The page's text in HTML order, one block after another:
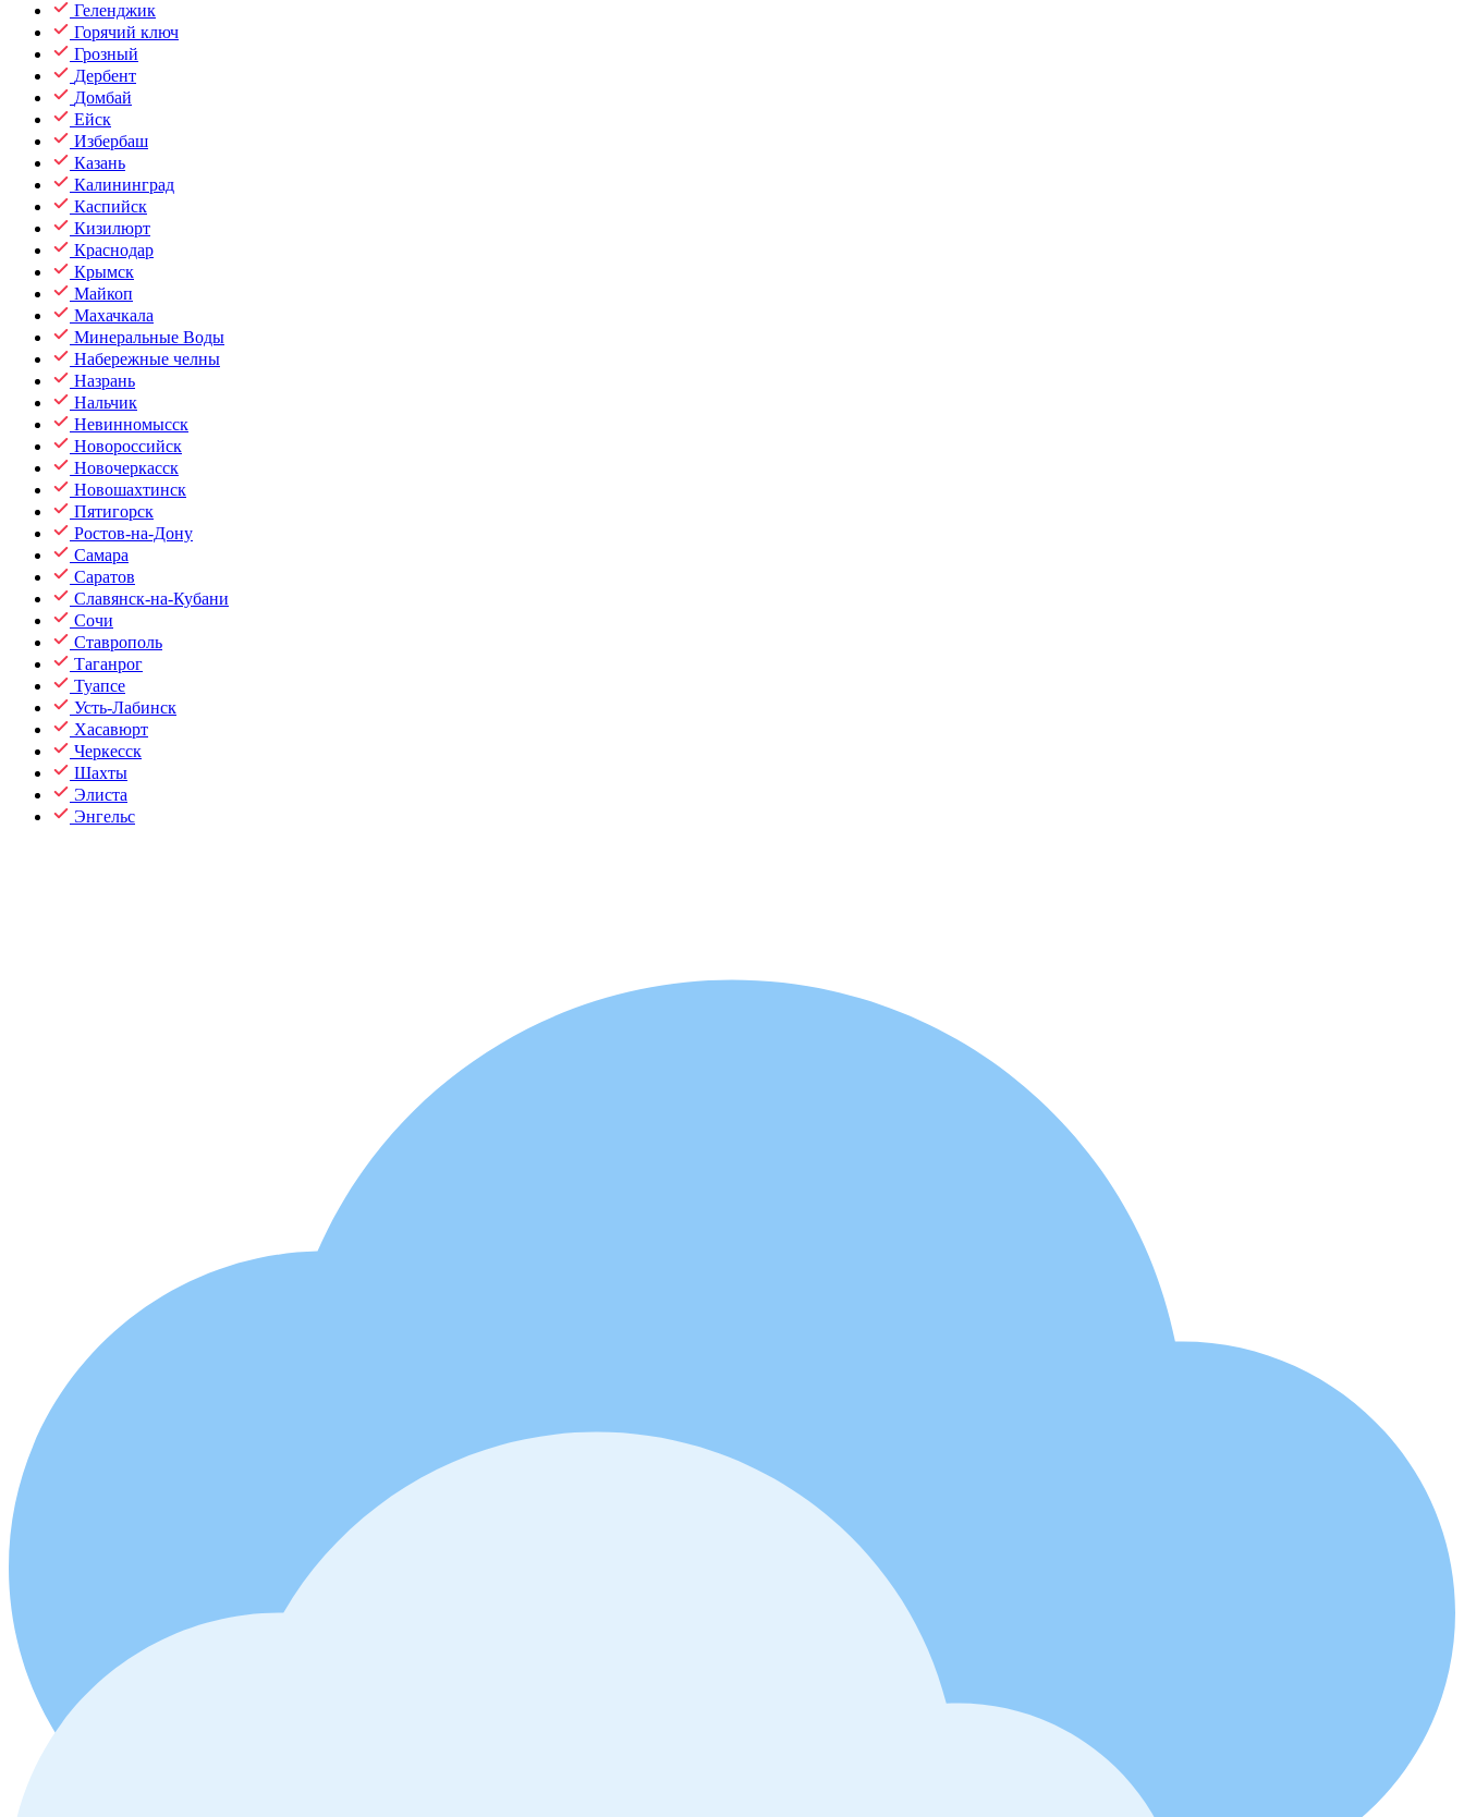
Геленджик
Горячий ключ
Грозный
Дербент
Домбай
Ейск
Избербаш
Казань
Калининград
Каспийск
Кизилюрт
Краснодар
Крымск
Майкоп
Махачкала
Минеральные Воды
Набережные челны
Назрань
Нальчик
Невинномысск
Новороссийск
Новочеркасск
Новошахтинск
Пятигорск
Ростов-на-Дону
Самара
Саратов
Славянск-на-Кубани
Сочи
Ставрополь
Таганрог
Туапсе
Усть-Лабинск
Хасавюрт
Черкесск
Шахты
Элиста
Энгельс